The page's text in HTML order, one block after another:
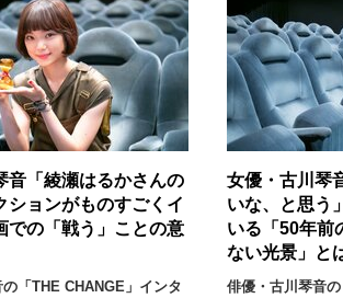
夢を
経営・ビジネス リー
マインドセット 重圧
40代
病が
音「綾瀬はるかさんの
ションがものすごくイ
での「戦う」ことの意
「THE CHANGE」インタ
女優・古川琴
いな、と思う
いる「50年前
ない光景」と
俳優・古川琴音